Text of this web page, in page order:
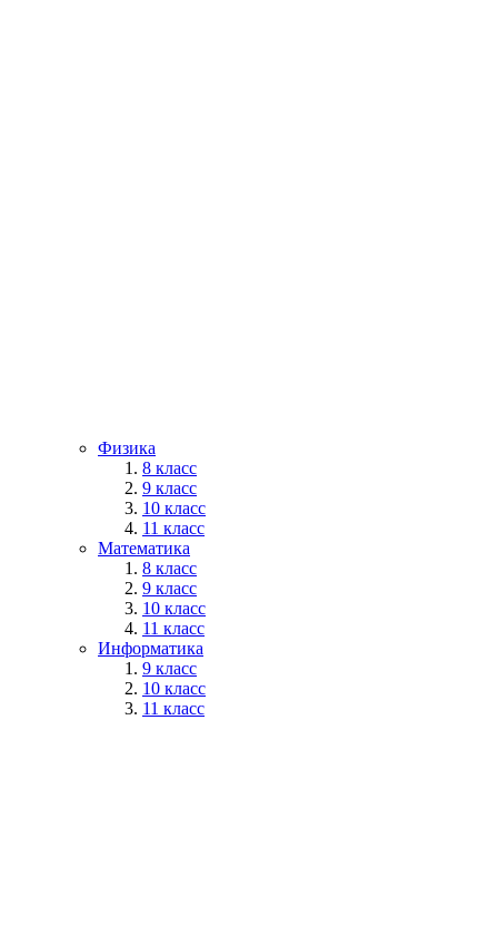
Физика
8 класс
9 класс
10 класс
11 класс
Математика
8 класс
9 класс
10 класс
11 класс
Информатика
9 класс
10 класс
11 класс